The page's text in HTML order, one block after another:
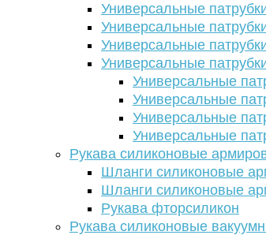
Универсальные
Универсальные
Универсальные
Универсальные
Универсальные
Универсальные
Универсальные
Универсальные
Рукава силиконовые
Шланги силиконовые
Шланги силиконовые
Рукава фторсиликон
Рукава силиконовые